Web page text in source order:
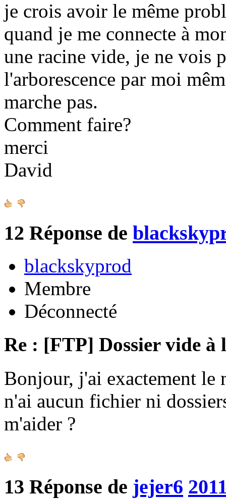
je crois avoir le même
quand je me connecte à
une racine vide, je ne vois
l'arborescence par moi
marche pas.
Comment faire?
merci
David
12 Réponse de
blackskyprod
Membre
Déconnecté
Re : [FTP] Dossier vide à
Bonjour, j'ai exactement le
n'ai aucun fichier ni
m'aider ?
13 Réponse de jejer6